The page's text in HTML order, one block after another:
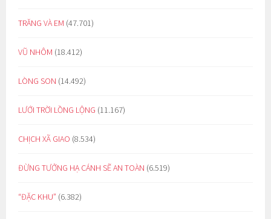
TRĂNG VÀ EM (47.701)
VŨ NHÔM (18.412)
LÒNG SON (14.492)
LƯỚI TRỜI LỒNG LỘNG (11.167)
CHỊCH XÃ GIAO (8.534)
ĐỪNG TƯỞNG HẠ CÁNH SẼ AN TOÀN (6.519)
“ĐẶC KHU” (6.382)